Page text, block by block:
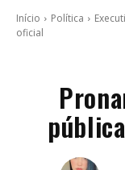
Início Política
oficial